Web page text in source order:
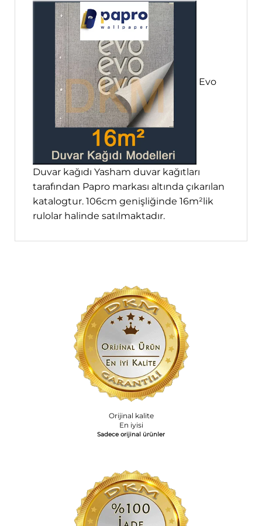
Evo
Duvar kağıdı Yasham duvar kağıtları
tarafından Papro markası altında çıkarılan
katalogtur. 106cm genişliğinde 16m²lik
rulolar halinde satılmaktadır.
Orijinal kalite
En iyisi
Sadece orijinal ürünler